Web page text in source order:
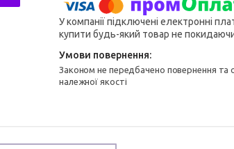
У компанії підключені електронні
купити будь-який товар не
Законом не передбачено повернення та обмін даного товару
належної якості